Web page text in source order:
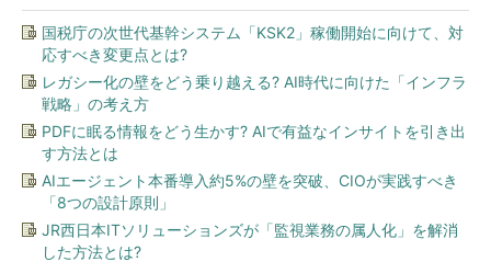
国税庁の次世代基幹システム「KSK2」稼働開始に向けて、対
応すべき変更点とは?
レガシー化の壁をどう乗り越える? AI時代に向けた「インフラ
戦略」の考え方
PDFに眠る情報をどう生かす? AIで有益なインサイトを引き出
す方法とは
AIエージェント本番導入約5%の壁を突破、CIOが実践すべき
「8つの設計原則」
JR西日本ITソリューションズが「監視業務の属人化」を解消
した方法とは?